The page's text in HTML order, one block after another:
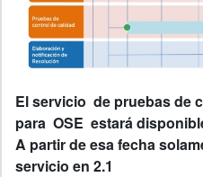
El servicio de pruebas de
para OSE estará
A partir de esa fecha
servicio en 2.1